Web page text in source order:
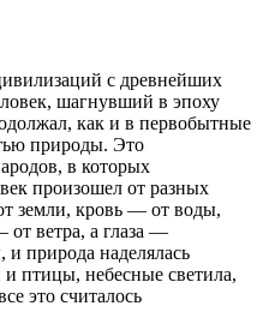
с древнейших
шагнувший в эпоху
как и в первобытные
природы. Это
в которых
произошел от разных
земли, кровь — от воды,
ветра, а глаза —
природа наделялась
птицы, небесные светила,
это считалось